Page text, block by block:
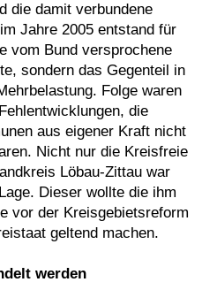
die damit verbundene
Jahre 2005 entstand für
vom Bund versprochene
sondern das Gegenteil in
Folge waren
die
aus eigener Kraft nicht
Nicht nur die Kreisfreie
Löbau-Zittau war
Dieser wollte die ihm
vor der Kreisgebietsreform
geltend machen.
werden